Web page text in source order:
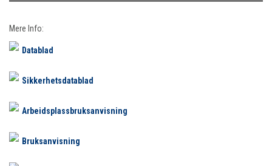
Mere Info:
Datablad
Sikkerhetsdatablad
Arbeidsplassbruksanvisning
Bruksanvisning